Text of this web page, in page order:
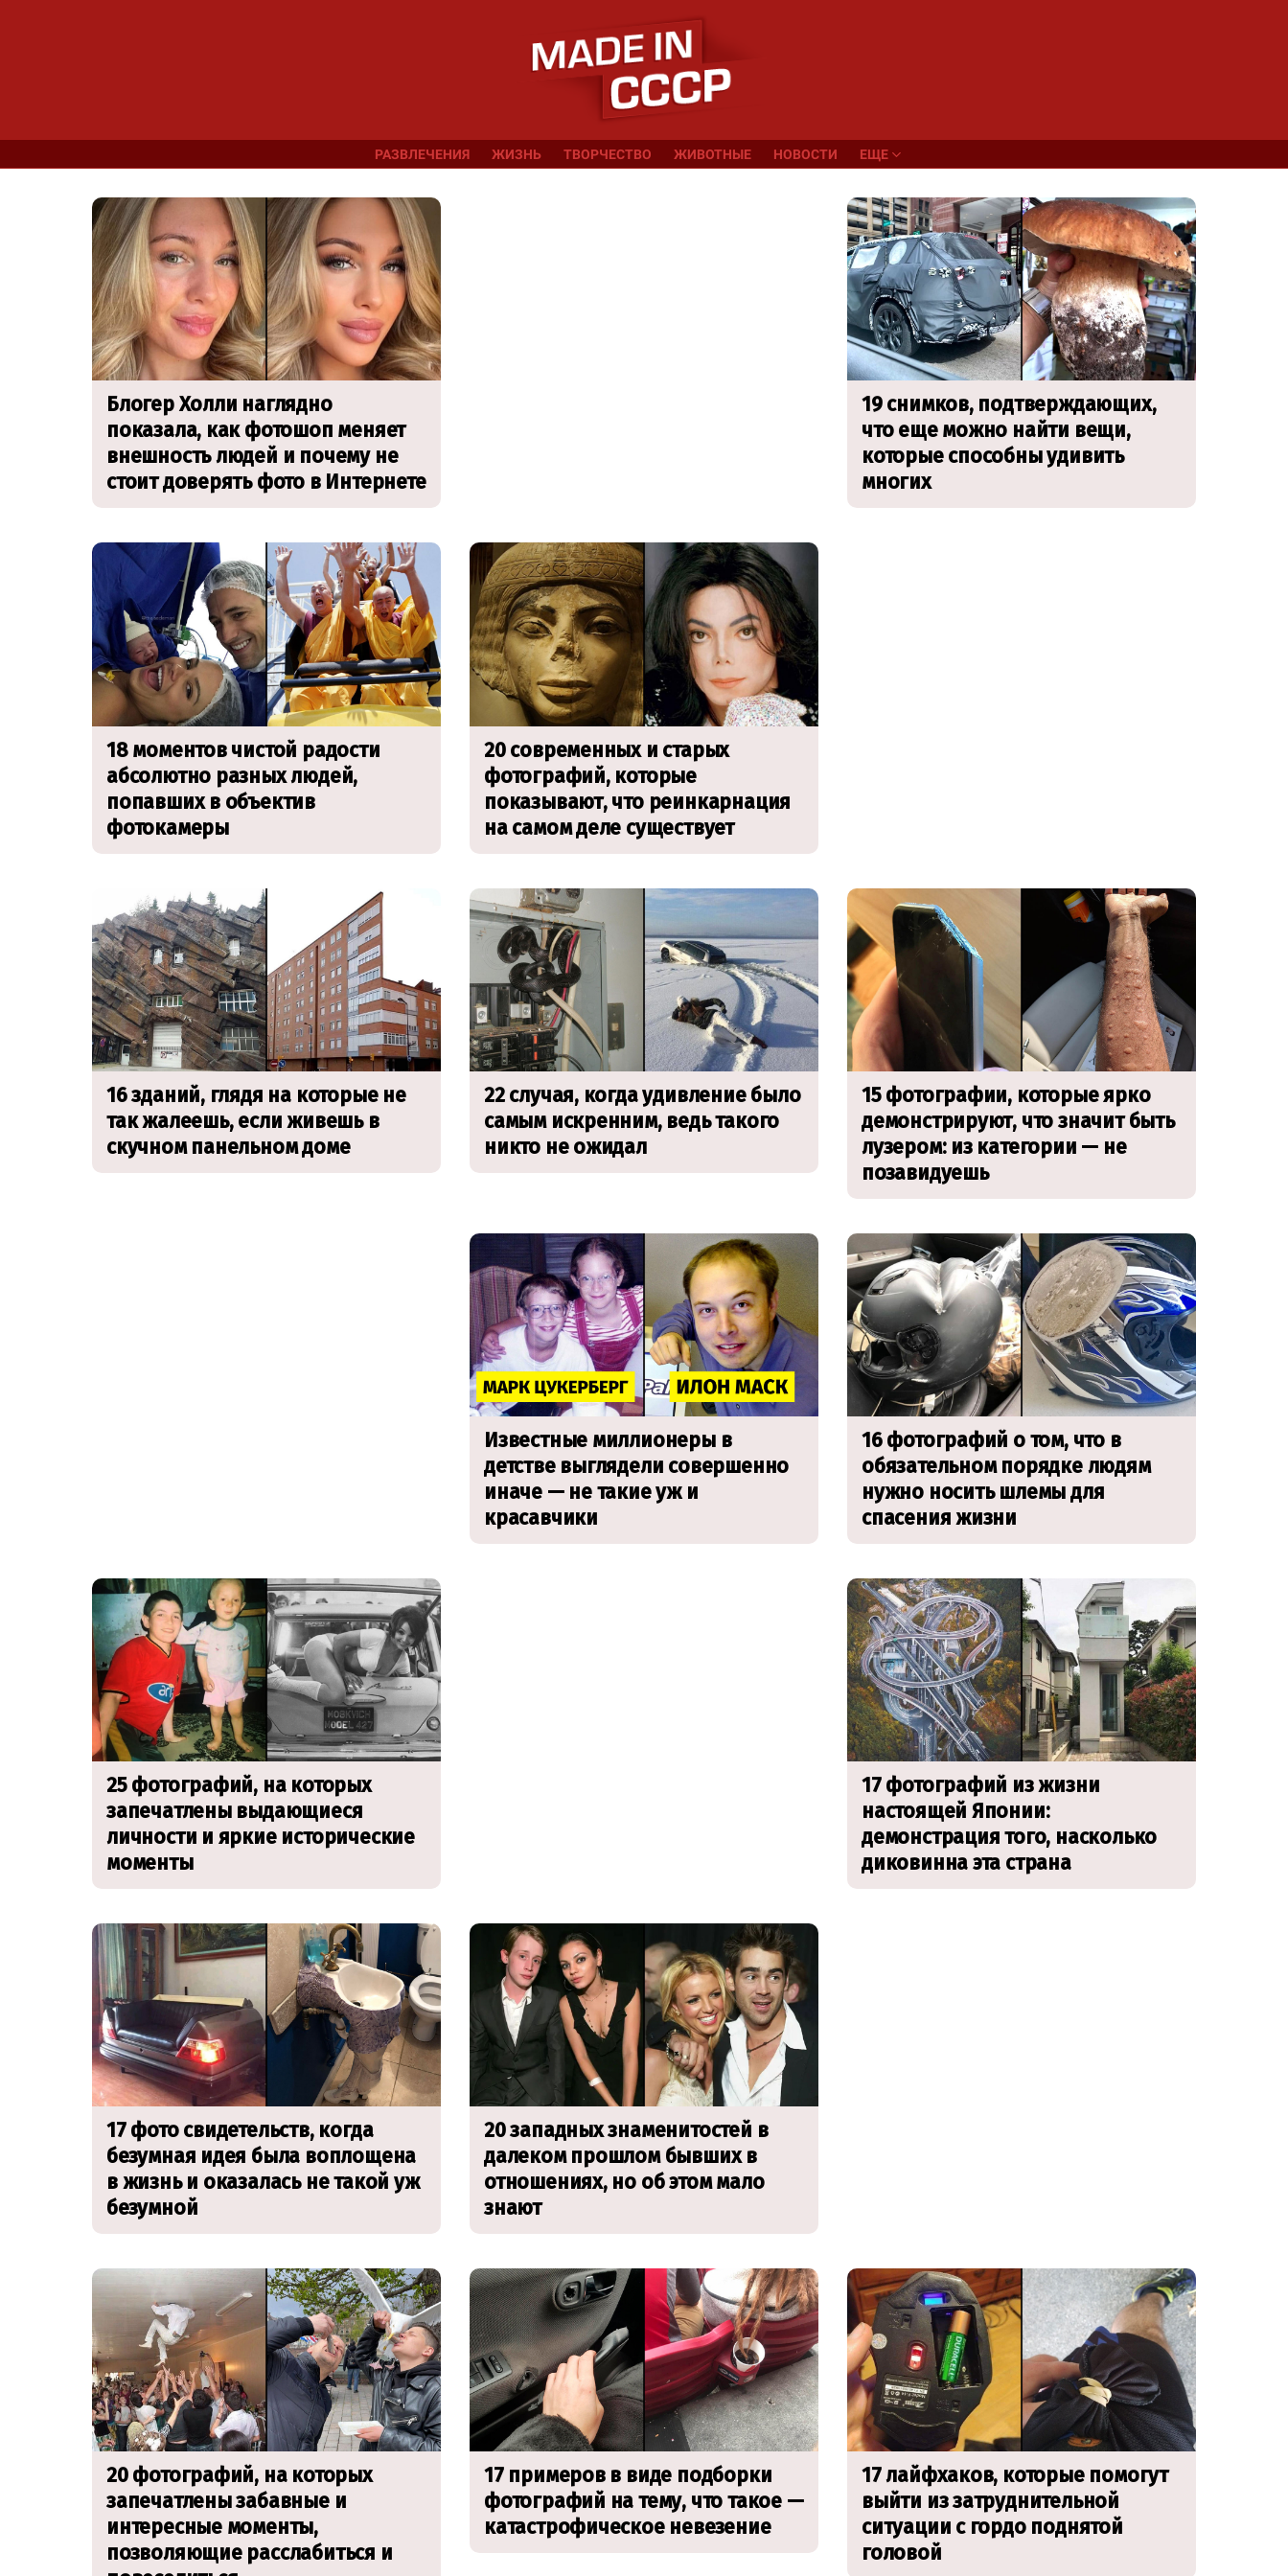
РАЗВЛЕЧЕНИЯ ЖИЗНЬ ТВОРЧЕСТВО ЖИВОТНЫЕ НОВОСТИ ЕЩЕ
LATEST
STORIES
Блогер Холли наглядно
показала, как фотошоп меняет
внешность людей и почему не
стоит доверять фото в Интернете
19 снимков, подтверждающих,
что еще можно найти вещи,
которые способны удивить
многих
18 моментов чистой радости
абсолютно разных людей,
попавших в объектив
фотокамеры
20 современных и старых
фотографий, которые
показывают, что реинкарнация
на самом деле существует
16 зданий, глядя на которые не
так жалеешь, если живешь в
скучном панельном доме
22 случая, когда удивление было
самым искренним, ведь такого
никто не ожидал
15 фотографии, которые ярко
демонстрируют, что значит быть
лузером: из категории — не
позавидуешь
Известные миллионеры в
детстве выглядели совершенно
иначе — не такие уж и
красавчики
16 фотографий о том, что в
обязательном порядке людям
нужно носить шлемы для
спасения жизни
25 фотографий, на которых
запечатлены выдающиеся
личности и яркие исторические
моменты
17 фотографий из жизни
настоящей Японии:
демонстрация того, насколько
диковинна эта страна
17 фото свидетельств, когда
безумная идея была воплощена
в жизнь и оказалась не такой уж
безумной
20 западных знаменитостей в
далеком прошлом бывших в
отношениях, но об этом мало
знают
20 фотографий, на которых
запечатлены забавные и
интересные моменты,
позволяющие расслабиться и
17 примеров в виде подборки
фотографий на тему, что такое —
катастрофическое невезение
17 лайфхаков, которые помогут
выйти из затруднительной
ситуации с гордо поднятой
головой